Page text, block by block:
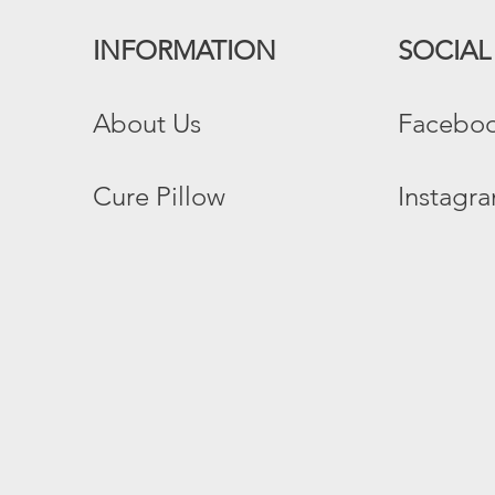
INFORMATION
​About Us​
Cure Pillow